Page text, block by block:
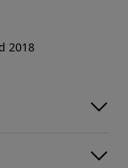
2018